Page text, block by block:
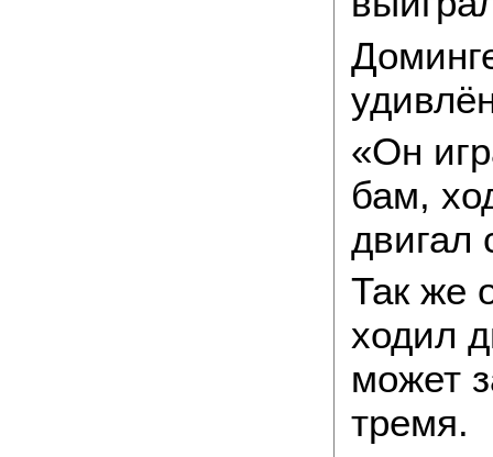
«Он
бам,
двигал
Так же
ходил
может
тремя.